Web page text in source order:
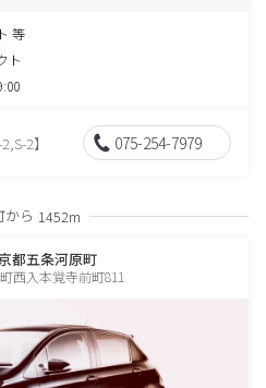
等
ト
2】 075-254-7979
ら 1452m
都五条河原町
西入本覚寺前町811